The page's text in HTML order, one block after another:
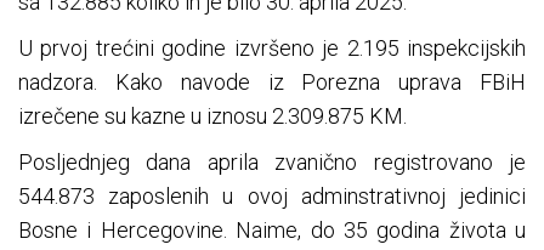
U prvoj trećini godine izvršeno je 2.195 inspekcijskih
nadzora. Kako navode iz Porezna uprava FBiH
izrečene su kazne u iznosu 2.309.875 KM.
Posljednjeg dana aprila zvanično registrovano je
544.873 zaposlenih u ovoj adminstrativnoj jedinici
Bosne i Hercegovine. Naime, do 35 godina života u